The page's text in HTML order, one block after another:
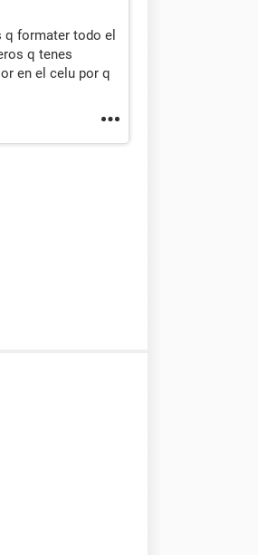
q formater todo el
q tenes
en el celu por q